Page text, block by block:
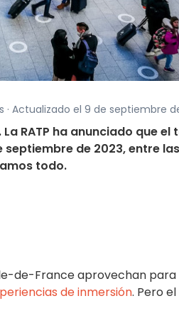
· Actualizado el 9 de septiembre
RATP ha anunciado que
de 2023, entre
todo.
de-France aprovechan
de inmersión. Pero el